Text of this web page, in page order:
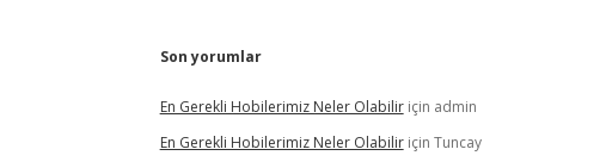
Son yorumlar
En Gerekli Hobilerimiz Neler Olabiliriçin admin
En Gerekli Hobilerimiz Neler Olabiliriçin Tuncay